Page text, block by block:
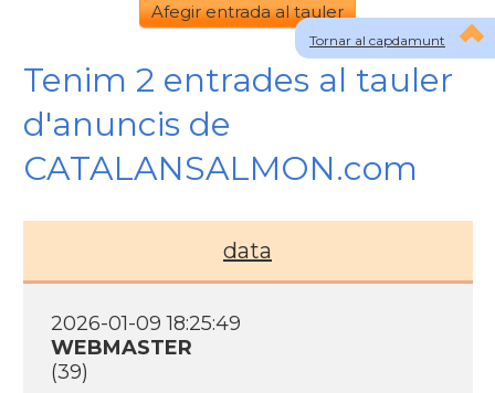
Tornar al capdamunt
Afegir entrada al tauler
Tenim 2 entrades al tauler
d'anuncis de
CATALANSALMON.com
data
2026-01-09 18:25:49
WEBMASTER
(39)